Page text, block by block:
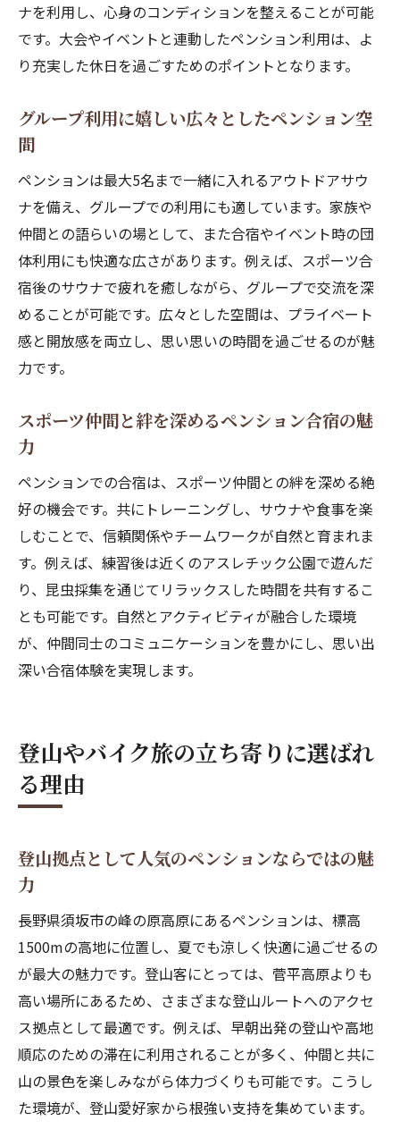
ナを利用し、心身のコンディションを整えることが可能
です。大会やイベントと連動したペンション利用は、よ
り充実した休日を過ごすためのポイントとなります。
グループ利用に嬉しい広々としたペンション空
間
ペンションは最大5名まで一緒に入れるアウトドアサウ
ナを備え、グループでの利用にも適しています。家族や
仲間との語らいの場として、また合宿やイベント時の団
体利用にも快適な広さがあります。例えば、スポーツ合
宿後のサウナで疲れを癒しながら、グループで交流を深
めることが可能です。広々とした空間は、プライベート
感と開放感を両立し、思い思いの時間を過ごせるのが魅
力です。
スポーツ仲間と絆を深めるペンション合宿の魅
力
ペンションでの合宿は、スポーツ仲間との絆を深める絶
好の機会です。共にトレーニングし、サウナや食事を楽
しむことで、信頼関係やチームワークが自然と育まれま
す。例えば、練習後は近くのアスレチック公園で遊んだ
り、昆虫採集を通じてリラックスした時間を共有するこ
とも可能です。自然とアクティビティが融合した環境
が、仲間同士のコミュニケーションを豊かにし、思い出
深い合宿体験を実現します。
登山やバイク旅の立ち寄りに選ばれ
る理由
登山拠点として人気のペンションならではの魅
力
長野県須坂市の峰の原高原にあるペンションは、標高
1500mの高地に位置し、夏でも涼しく快適に過ごせるの
が最大の魅力です。登山客にとっては、菅平高原よりも
高い場所にあるため、さまざまな登山ルートへのアクセ
ス拠点として最適です。例えば、早朝出発の登山や高地
順応のための滞在に利用されることが多く、仲間と共に
山の景色を楽しみながら体力づくりも可能です。こうし
た環境が、登山愛好家から根強い支持を集めています。